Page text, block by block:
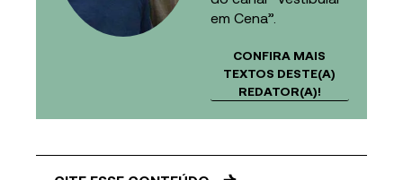
em Cena”.
CONFIRA MAIS
TEXTOS DESTE(A)
REDATOR(A)!